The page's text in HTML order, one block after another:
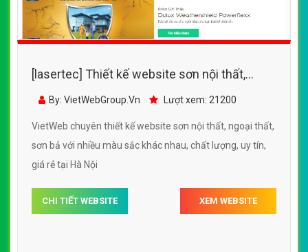
[lasertec] Thiết kế website sơn nội thất,
ngoại thất, sơn bả với nhiều màu sắc khác
By: VietWebGroup.Vn Lượt xem: 21200
VietWeb chuyên thiết kế website sơn nội thất, ngoại thất,
sơn bả với nhiều màu sắc khác nhau, chất lượng, uy tín,
giá rẻ tại Hà Nội
CHI TIẾT WEBSITE XEM WEBSITE